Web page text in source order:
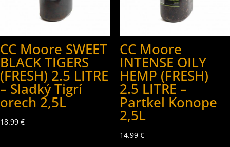
CC Moore SWEET
BLACK TIGERS
(FRESH) 2.5 LITRE
– Sladký Tigrí
orech 2,5L
18.99 €
CC Moore
INTENSE OILY
HEMP (FRESH)
2.5 LITRE –
Partkel Konope
2,5L
14.99 €